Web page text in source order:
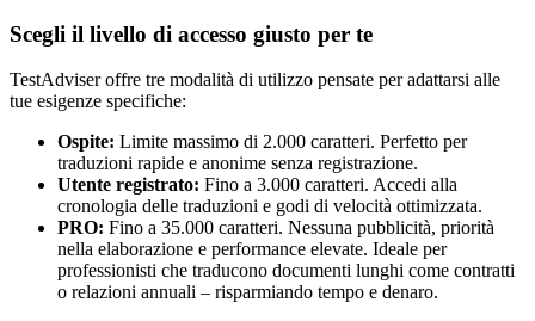
Scegli il livello di accesso giusto per te
TestAdviser offre tre modalità di utilizzo pensate per adattarsi alle
tue esigenze specifiche:
Ospite: Limite massimo di 2.000 caratteri. Perfetto per
traduzioni rapide e anonime senza registrazione.
Utente registrato: Fino a 3.000 caratteri. Accedi alla
cronologia delle traduzioni e godi di velocità ottimizzata.
PRO: Fino a 35.000 caratteri. Nessuna pubblicità, priorità
nella elaborazione e performance elevate. Ideale per
professionisti che traducono documenti lunghi come contratti
o relazioni annuali – risparmiando tempo e denaro.